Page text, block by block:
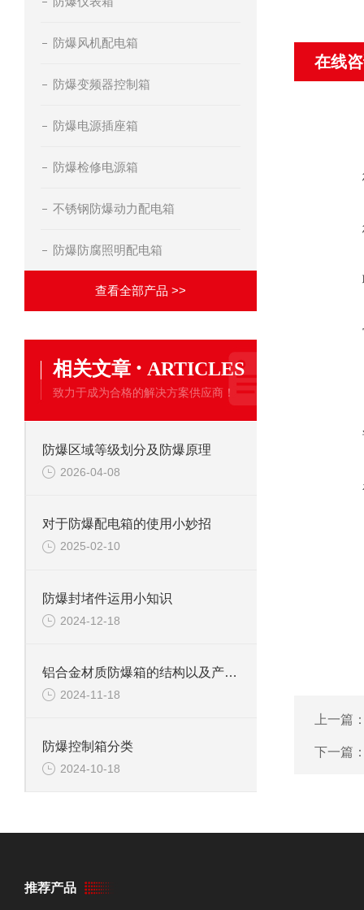
防爆风机配电箱
防爆变频器控制箱
防爆电源插座箱
防爆检修电源箱
不锈钢防爆动力配电箱
防爆防腐照明配电箱
查看全部产品 >>
相关文章 · ARTICLES
致力于成为合格的解决方案供应商！
防爆区域等级划分及防爆原理
2026-04-08
对于防爆配电箱的使用小妙招
2025-02-10
防爆封堵件运用小知识
2024-12-18
铝合金材质防爆箱的结构以及产品特点
2024-11-18
防爆控制箱分类
2024-10-18
在线
上一篇
下一篇
推荐产品